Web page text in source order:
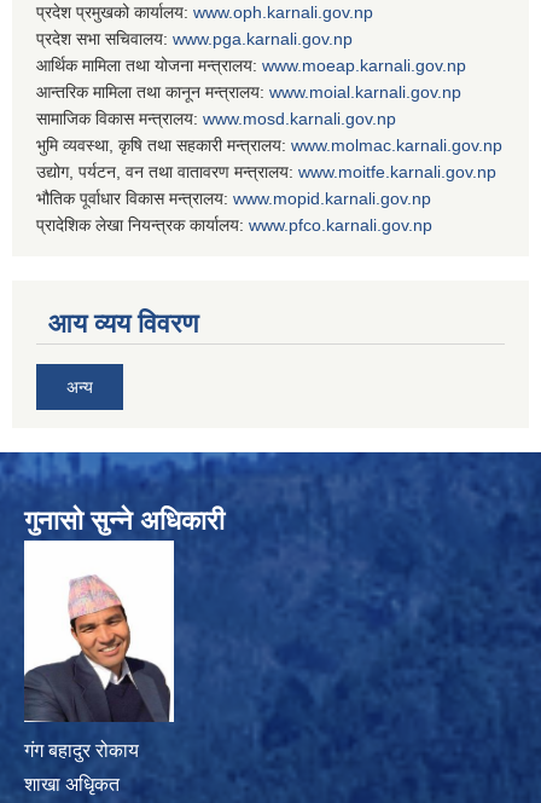
प्रदेश प्रमुखको कार्यालय: www.oph.karnali.gov.np
प्रदेश सभा सचिवालय: www. pga.karnali.gov.np
आर्थिक मामिला तथा योजना मन्त्रालय: www. moeap.karnali.gov.np
आन्तरिक मामिला तथा कानून मन्त्रालय: www. moial.karnali.gov.np
सामाजिक विकास मन्त्रालय: www. mosd.karnali.gov.np
भुमि व्यवस्था, कृषि तथा सहकारी मन्त्रालय: www. molmac.karnali.gov.np
उद्योग, पर्यटन, वन तथा वातावरण मन्त्रालय: www. moitfe.karnali.gov.np
भौतिक पूर्वाधार विकास मन्त्रालय: www. mopid.karnali.gov.np
प्रादेशिक लेखा नियन्त्रक कार्यालय: www. pfco.karnali.gov.np
आय व्यय विवरण
अन्य
गुनासो सुन्ने अधिकारी
गंग बहादुर रोकाय
शाखा अधिृकत